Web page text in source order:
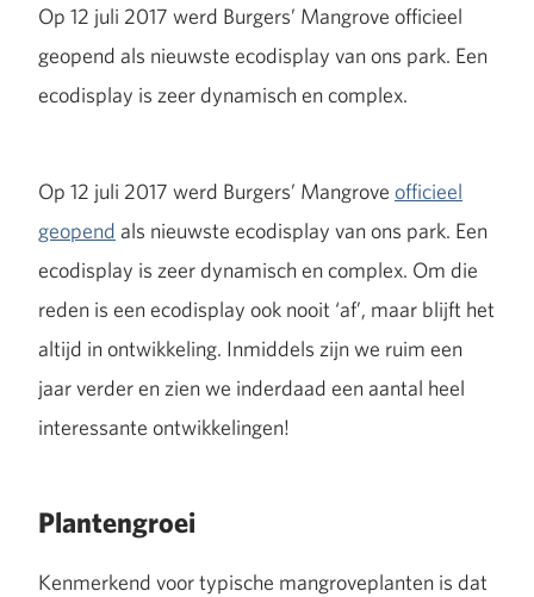
Op 12 juli 2017 werd Burgers’ Mangrove officieel
geopend als nieuwste ecodisplay van ons park. Een
ecodisplay is zeer dynamisch en complex.
Op 12 juli 2017 werd Burgers’ Mangrove officieel
geopend als nieuwste ecodisplay van ons park. Een
ecodisplay is zeer dynamisch en complex. Om die
reden is een ecodisplay ook nooit ‘af’, maar blijft het
altijd in ontwikkeling. Inmiddels zijn we ruim een
jaar verder en zien we inderdaad een aantal heel
interessante ontwikkelingen!
Plantengroei
Kenmerkend voor typische mangroveplanten is dat